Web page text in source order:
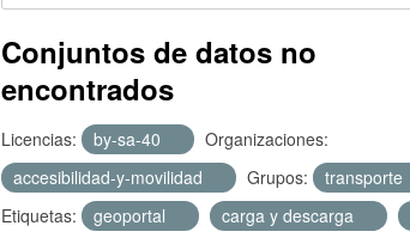
Conjuntos de datos no
encontrados
Licencias: by-sa-40
Organizaciones:
accesibilidad-y-movilidad
Grupos: transporte
Etiquetas:
geoportal carga y descarga